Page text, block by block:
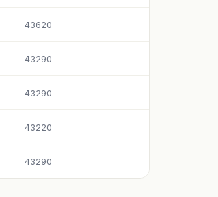
43620
43290
43290
43220
43290